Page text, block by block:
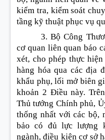
kiểm tra, kiểm soát
tầng kỹ thuật phục vụ
3. Bộ Công
cơ quan liên quan báo
xét, cho phép thực
hàng hóa qua các địa
khẩu phụ, lối mở biên
khoản 2 Điều này.
Thủ tướng Chính phủ,
thống nhất với các bộ,
bảo có đủ lực lượng
ngành, điều kiện cơ sở